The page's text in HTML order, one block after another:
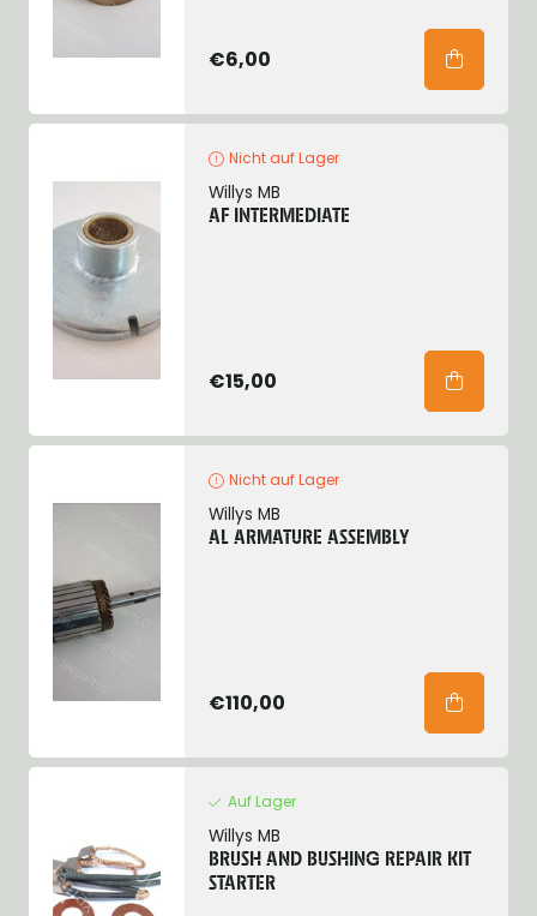
€6,00
Nicht auf Lager
Willys MB
AF INTERMEDIATE
€15,00
Nicht auf Lager
Willys MB
AL ARMATURE ASSEMBLY
€110,00
Auf Lager
Willys MB
BRUSH AND BUSHING REPAIR KIT
STARTER